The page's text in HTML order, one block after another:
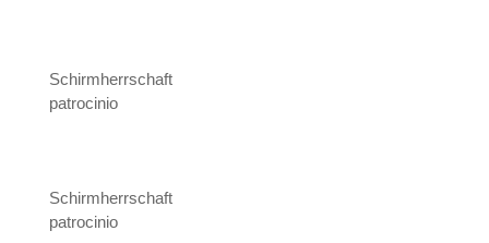
Schirmherrschaft
patrocinio
Schirmherrschaft
patrocinio